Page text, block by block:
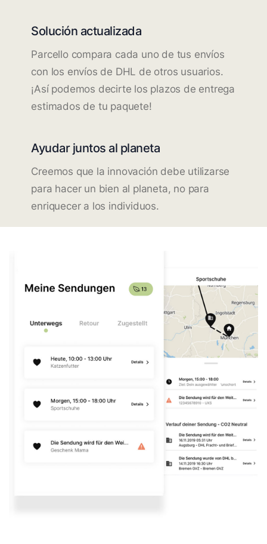
Solución actualizada
Parcello compara cada uno de tus envíos
con los envíos de DHL de otros usuarios.
¡Así podemos decirte los plazos de entrega
estimados de tu paquete!
Ayudar juntos al planeta
Creemos que la innovación debe utilizarse
para hacer un bien al planeta, no para
enriquecer a los individuos.